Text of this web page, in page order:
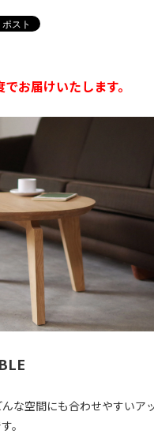
お届けいたします。
な空間にも合わせやすいア
。